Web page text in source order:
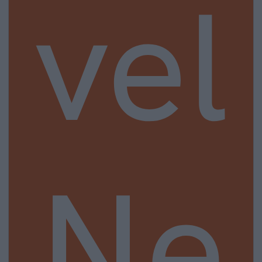
vel